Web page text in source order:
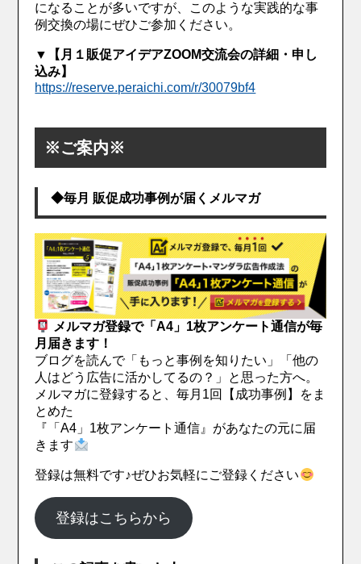
になることが多いですが、このような実践的な事
例交換の場にぜひご参加ください。
▼【月１販促アイデアZOOM交流会の詳細・申し
込み】
https://reserve.peraichi.com/r/30079bf4
※ご案内※
◆毎月 販促成功事例が届くメルマガ
メルマガ登録で「A4」1枚アンケート通信が毎
月届きます！
ブログを読んで「もっと事例を知りたい」「他の
人はどう広告に活かしてるの？」と思った方へ。
メルマガに登録すると、毎月1回【成功事例】をま
とめた
『「A4」1枚アンケート通信』があなたの元に届
きます
登録は無料です♪ぜひお気軽にご登録ください
登録はこちらから